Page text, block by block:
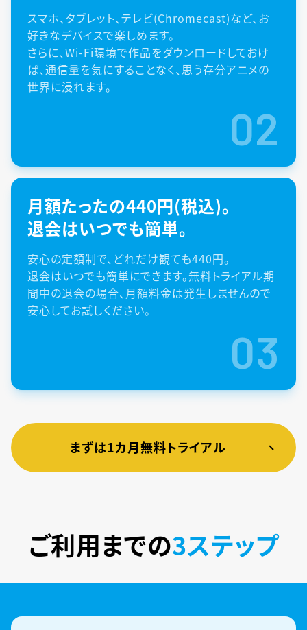
スマホ、タブレット、テレビ(Chromecast)など、お
好きなデバイスで楽しめます。
さらに、Wi-Fi環境で作品をダウンロードしておけ
ば、通信量を気にすることなく、思う存分アニメの
世界に浸れます。
02
月額たったの440円(税込)。
退会はいつでも簡単。
安心の定額制で、どれだけ観ても440円。
退会はいつでも簡単にできます。無料トライアル期
間中の退会の場合、月額料金は発生しませんので
安心してお試しください。
03
まずは1カ月無料トライアル
ご利用までの3ステップ